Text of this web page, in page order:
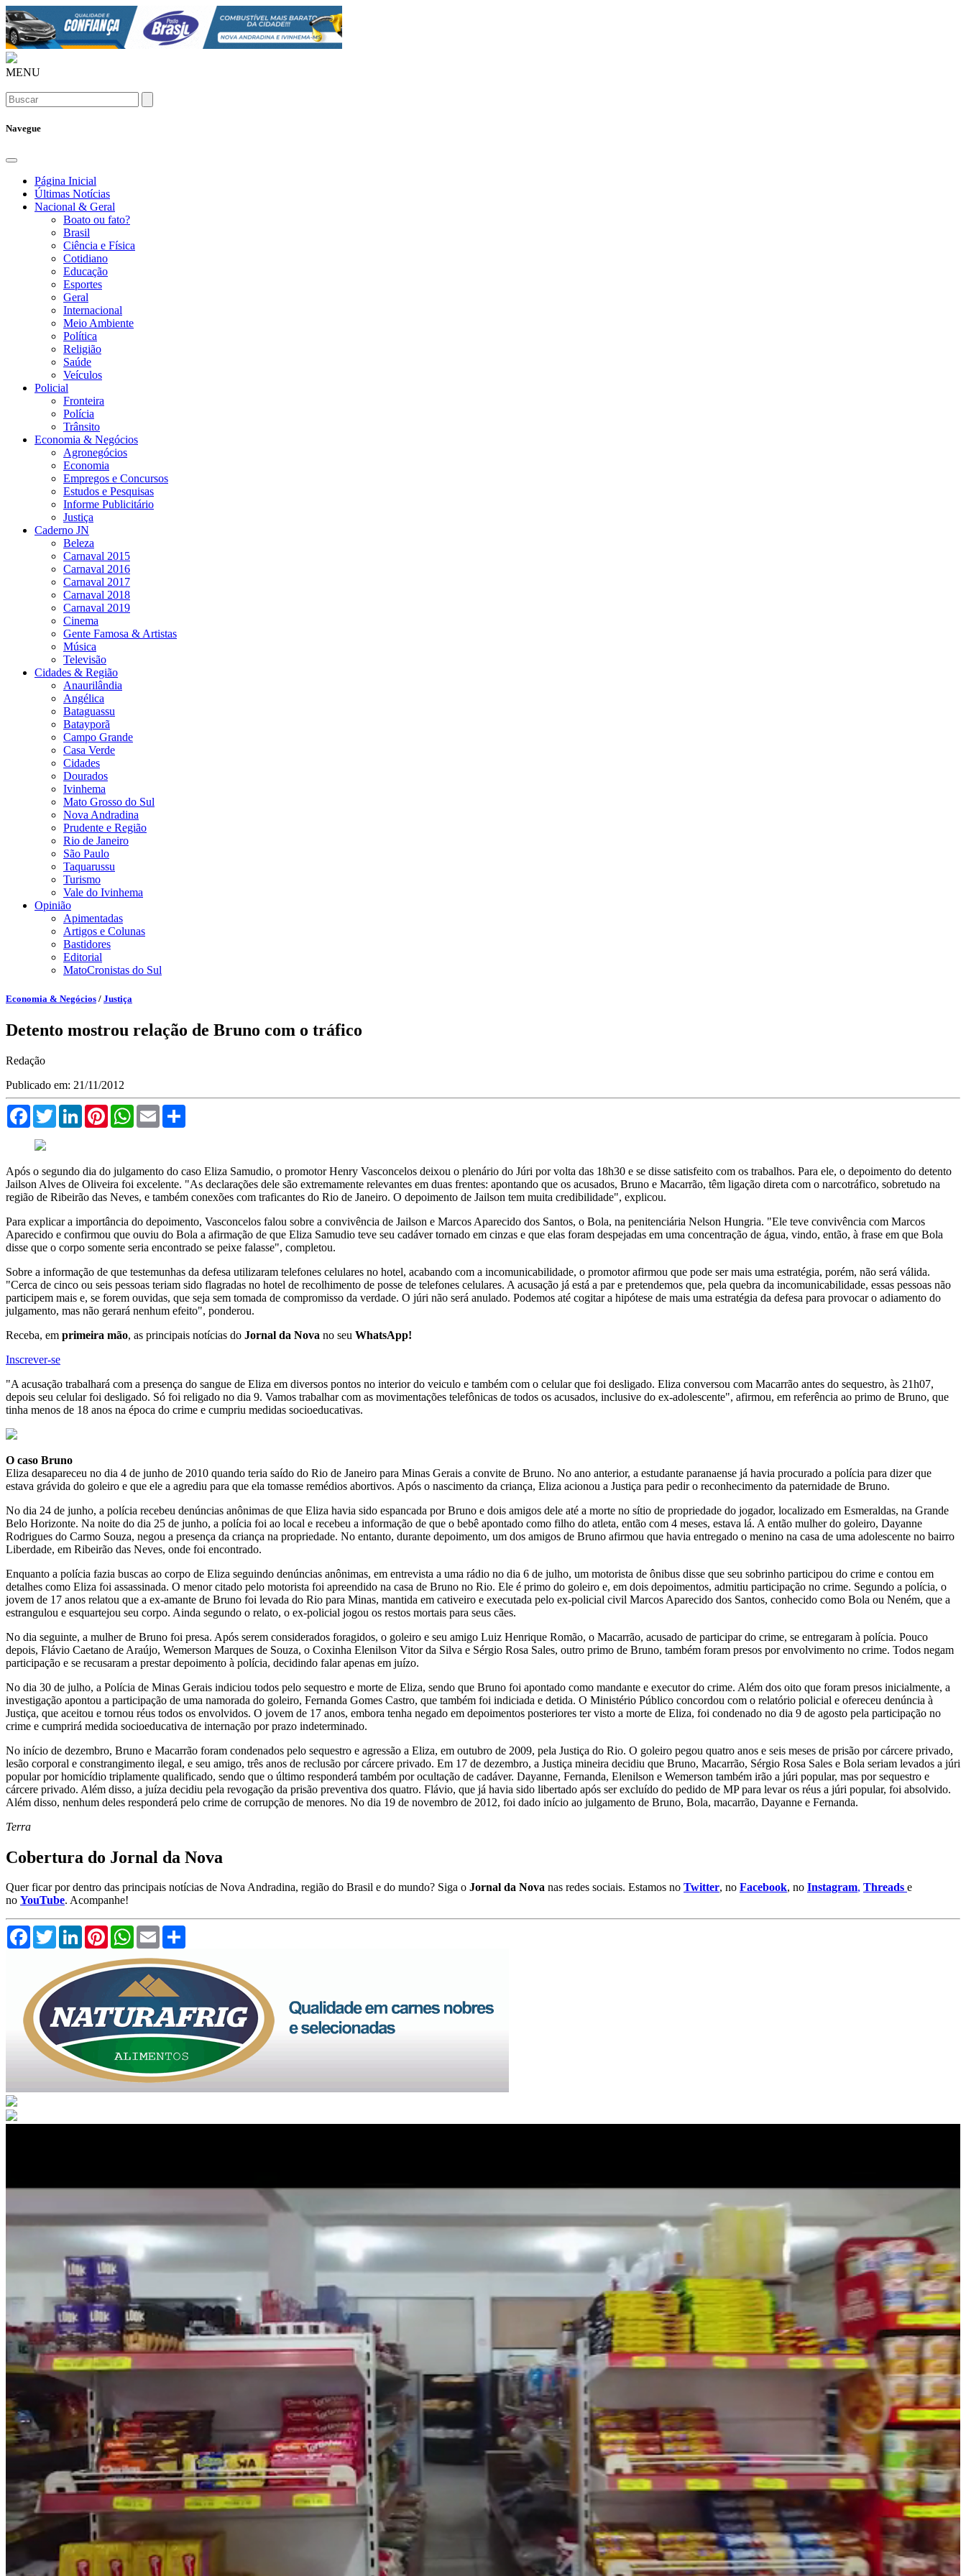
MENU
Navegue
Página Inicial
Últimas Notícias
Nacional & Geral
Boato ou fato?
Brasil
Ciência e Física
Cotidiano
Educação
Esportes
Geral
Internacional
Meio Ambiente
Política
Religião
Saúde
Veículos
Policial
Fronteira
Polícia
Trânsito
Economia & Negócios
Agronegócios
Economia
Empregos e Concursos
Estudos e Pesquisas
Informe Publicitário
Justiça
Caderno JN
Beleza
Carnaval 2015
Carnaval 2016
Carnaval 2017
Carnaval 2018
Carnaval 2019
Cinema
Gente Famosa & Artistas
Música
Televisão
Cidades & Região
Anaurilândia
Angélica
Bataguassu
Batayporã
Campo Grande
Casa Verde
Cidades
Dourados
Ivinhema
Mato Grosso do Sul
Nova Andradina
Prudente e Região
Rio de Janeiro
São Paulo
Taquarussu
Turismo
Vale do Ivinhema
Opinião
Apimentadas
Artigos e Colunas
Bastidores
Editorial
MatoCronistas do Sul
Economia & Negócios / Justiça
Detento mostrou relação de Bruno com o tráfico
Redação
Publicado em: 21/11/2012
FacebookTwitterLinkedInPinterestWhatsApp
Email
Após o segundo dia do julgamento do caso Eliza Samudio, o promotor Henry Vasconcelos deixou o plenário do Júri por volta das 18h30 e se disse satisfeito com os trabalhos. Para ele, o depoimento do detento
Jailson Alves de Oliveira foi excelente. "As declarações dele são extremamente relevantes em duas frentes: apontando que os acusados, Bruno e Macarrão, têm ligação direta com o narcotráfico, sobretudo na
região de Ribeirão das Neves, e também conexões com traficantes do Rio de Janeiro. O depoimento de Jailson tem muita credibilidade", explicou.
Para explicar a importância do depoimento, Vasconcelos falou sobre a convivência de Jailson e Marcos Aparecido dos Santos, o Bola, na penitenciária Nelson Hungria. "Ele teve convivência com Marcos
Aparecido e confirmou que ouviu do Bola a afirmação de que Eliza Samudio teve seu cadáver tornado em cinzas e que elas foram despejadas em uma concentração de água, vindo, então, à frase em que Bola
disse que o corpo somente seria encontrado se peixe falasse", completou.
Sobre a informação de que testemunhas da defesa utilizaram telefones celulares no hotel, acabando com a incomunicabilidade, o promotor afirmou que pode ser mais uma estratégia, porém, não será válida.
"Cerca de cinco ou seis pessoas teriam sido flagradas no hotel de recolhimento de posse de telefones celulares. A acusação já está a par e pretendemos que, pela quebra da incomunicabilidade, essas pessoas não
participem mais e, se forem ouvidas, que seja sem tomada de compromisso da verdade. O júri não será anulado. Podemos até cogitar a hipótese de mais uma estratégia da defesa para provocar o adiamento do
julgamento, mas não gerará nenhum efeito", ponderou.
Receba, em primeira mão, as principais notícias do Jornal da Nova no seu WhatsApp!
Inscrever-se
"A acusação trabalhará com a presença do sangue de Eliza em diversos pontos no interior do veiculo e também com o celular que foi desligado. Eliza conversou com Macarrão antes do sequestro, às 21h07,
depois seu celular foi desligado. Só foi religado no dia 9. Vamos trabalhar com as movimentações telefônicas de todos os acusados, inclusive do ex-adolescente", afirmou, em referência ao primo de Bruno, que
tinha menos de 18 anos na época do crime e cumpriu medidas socioeducativas.
O caso Bruno
Eliza desapareceu no dia 4 de junho de 2010 quando teria saído do Rio de Janeiro para Minas Gerais a convite de Bruno. No ano anterior, a estudante paranaense já havia procurado a polícia para dizer que
estava grávida do goleiro e que ele a agrediu para que ela tomasse remédios abortivos. Após o nascimento da criança, Eliza acionou a Justiça para pedir o reconhecimento da paternidade de Bruno.
No dia 24 de junho, a polícia recebeu denúncias anônimas de que Eliza havia sido espancada por Bruno e dois amigos dele até a morte no sítio de propriedade do jogador, localizado em Esmeraldas, na Grande
Belo Horizonte. Na noite do dia 25 de junho, a polícia foi ao local e recebeu a informação de que o bebê apontado como filho do atleta, então com 4 meses, estava lá. A então mulher do goleiro, Dayanne
Rodrigues do Carmo Souza, negou a presença da criança na propriedade. No entanto, durante depoimento, um dos amigos de Bruno afirmou que havia entregado o menino na casa de uma adolescente no bairro
Liberdade, em Ribeirão das Neves, onde foi encontrado.
Enquanto a polícia fazia buscas ao corpo de Eliza seguindo denúncias anônimas, em entrevista a uma rádio no dia 6 de julho, um motorista de ônibus disse que seu sobrinho participou do crime e contou em
detalhes como Eliza foi assassinada. O menor citado pelo motorista foi apreendido na casa de Bruno no Rio. Ele é primo do goleiro e, em dois depoimentos, admitiu participação no crime. Segundo a polícia, o
jovem de 17 anos relatou que a ex-amante de Bruno foi levada do Rio para Minas, mantida em cativeiro e executada pelo ex-policial civil Marcos Aparecido dos Santos, conhecido como Bola ou Neném, que a
estrangulou e esquartejou seu corpo. Ainda segundo o relato, o ex-policial jogou os restos mortais para seus cães.
No dia seguinte, a mulher de Bruno foi presa. Após serem considerados foragidos, o goleiro e seu amigo Luiz Henrique Romão, o Macarrão, acusado de participar do crime, se entregaram à polícia. Pouco
depois, Flávio Caetano de Araújo, Wemerson Marques de Souza, o Coxinha Elenilson Vitor da Silva e Sérgio Rosa Sales, outro primo de Bruno, também foram presos por envolvimento no crime. Todos negam
participação e se recusaram a prestar depoimento à polícia, decidindo falar apenas em juízo.
No dia 30 de julho, a Polícia de Minas Gerais indiciou todos pelo sequestro e morte de Eliza, sendo que Bruno foi apontado como mandante e executor do crime. Além dos oito que foram presos inicialmente, a
investigação apontou a participação de uma namorada do goleiro, Fernanda Gomes Castro, que também foi indiciada e detida. O Ministério Público concordou com o relatório policial e ofereceu denúncia à
Justiça, que aceitou e tornou réus todos os envolvidos. O jovem de 17 anos, embora tenha negado em depoimentos posteriores ter visto a morte de Eliza, foi condenado no dia 9 de agosto pela participação no
crime e cumprirá medida socioeducativa de internação por prazo indeterminado.
No início de dezembro, Bruno e Macarrão foram condenados pelo sequestro e agressão a Eliza, em outubro de 2009, pela Justiça do Rio. O goleiro pegou quatro anos e seis meses de prisão por cárcere privado,
lesão corporal e constrangimento ilegal, e seu amigo, três anos de reclusão por cárcere privado. Em 17 de dezembro, a Justiça mineira decidiu que Bruno, Macarrão, Sérgio Rosa Sales e Bola seriam levados a júri
popular por homicídio triplamente qualificado, sendo que o último responderá também por ocultação de cadáver. Dayanne, Fernanda, Elenilson e Wemerson também irão a júri popular, mas por sequestro e
cárcere privado. Além disso, a juíza decidiu pela revogação da prisão preventiva dos quatro. Flávio, que já havia sido libertado após ser excluído do pedido de MP para levar os réus a júri popular, foi absolvido.
Além disso, nenhum deles responderá pelo crime de corrupção de menores. No dia 19 de novembro de 2012, foi dado início ao julgamento de Bruno, Bola, macarrão, Dayanne e Fernanda.
Terra
Cobertura do Jornal da Nova
Quer ficar por dentro das principais notícias de Nova Andradina, região do Brasil e do mundo? Siga o Jornal da Nova nas redes sociais. Estamos no Twitter, no Facebook, no Instagram, Threads e
no YouTube. Acompanhe!
FacebookTwitterLinkedInPinterestWhatsApp
Email